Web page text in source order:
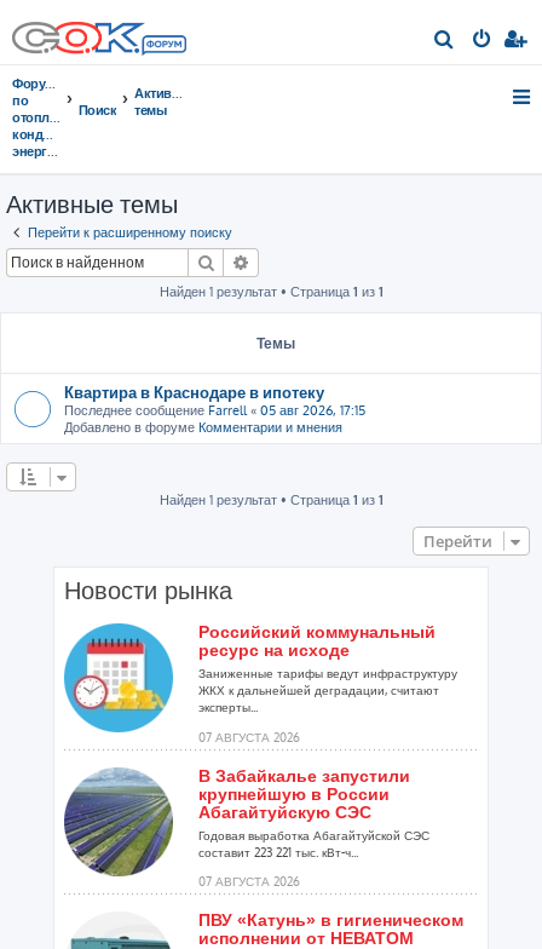
о
Форумы
по
отоплению,
кондиционированию,
энергосбережению
Поиск
Активные
темы
Активные темы
Перейти к расширенному поиску
Поиск
Найден 1 результат • Страница 1 из 1
Темы
Квартира в Краснодаре в ипотеку
Последнее сообщение Farrell « 05 авг 2026, 17:15
Добавлено в форуме Комментарии и мнения
Найден 1 результат • Страница 1 из 1
Перейти
Новости рынка
Российский коммунальный
ресурс на исходе
Заниженные тарифы ведут инфраструктуру
ЖКХ к дальнейшей деградации, считают
эксперты...
07 АВГУСТА 2026
В Забайкалье запустили
крупнейшую в России
Абагайтуйскую СЭС
Годовая выработка Абагайтуйской СЭС
составит 223 221 тыс. кВт-ч...
07 АВГУСТА 2026
ПВУ «Катунь» в гигиеническом
исполнении от НЕВАТОМ